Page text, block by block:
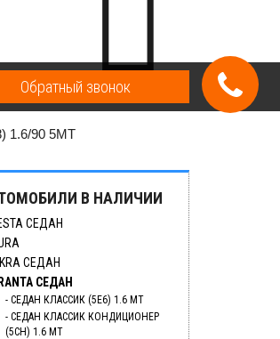
Обратный звонок
1.6/90 5MT
В НАЛИЧИИ
СЕДАН
СЕДАН
СЕДАН
СЕДАН КЛАССИК (5E6) 1.6 MT
СЕДАН КЛАССИК КОНДИЦИОНЕР
(5CH) 1.6 MT